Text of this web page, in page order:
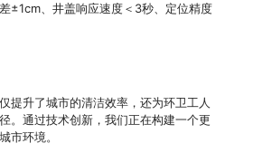
±1cm、井盖响应速度＜3秒、定位精度
提升了城市的清洁效率，还为环卫工人
。通过技术创新，我们正在构建一个更
市环境。